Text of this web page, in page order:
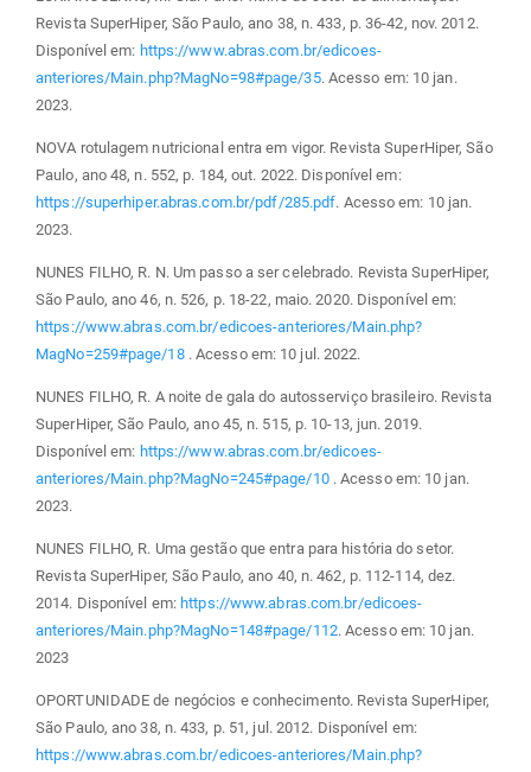
Revista SuperHiper, São Paulo, ano 38, n. 433, p. 36-42, nov. 2012.
Disponível em: https://www.abras.com.br/edicoes-
anteriores/Main.php?MagNo=98#page/35. Acesso em: 10 jan.
2023.
NOVA rotulagem nutricional entra em vigor. Revista SuperHiper, São
Paulo, ano 48, n. 552, p. 184, out. 2022. Disponível em:
https://superhiper.abras.com.br/pdf/285.pdf. Acesso em: 10 jan.
2023.
NUNES FILHO, R. N. Um passo a ser celebrado. Revista SuperHiper,
São Paulo, ano 46, n. 526, p. 18-22, maio. 2020. Disponível em:
https://www.abras.com.br/edicoes-anteriores/Main.php?
MagNo=259#page/18. Acesso em: 10 jul. 2022.
NUNES FILHO, R. A noite de gala do autosserviço brasileiro. Revista
SuperHiper, São Paulo, ano 45, n. 515, p. 10-13, jun. 2019.
Disponível em: https://www.abras.com.br/edicoes-
anteriores/Main.php?MagNo=245#page/10. Acesso em: 10 jan.
2023.
NUNES FILHO, R. Uma gestão que entra para história do setor.
Revista SuperHiper, São Paulo, ano 40, n. 462, p. 112-114, dez.
2014. Disponível em: https://www.abras.com.br/edicoes-
anteriores/Main.php?MagNo=148#page/112. Acesso em: 10 jan.
2023
OPORTUNIDADE de negócios e conhecimento. Revista SuperHiper,
São Paulo, ano 38, n. 433, p. 51, jul. 2012. Disponível em:
https://www.abras.com.br/edicoes-anteriores/Main.php?